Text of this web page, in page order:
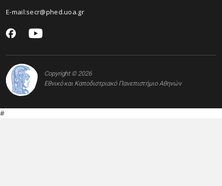
E-mail:secr@phed.uoa.gr
Copyright © 2026
Εθνικό και Καποδιστριακό Πανεπιστήμιο Αθηνών
#